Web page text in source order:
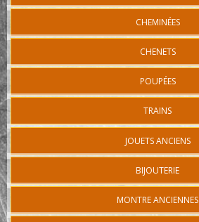
CHEMINÉES
CHENETS
POUPÉES
TRAINS
JOUETS ANCIENS
BIJOUTERIE
MONTRE ANCIENNES